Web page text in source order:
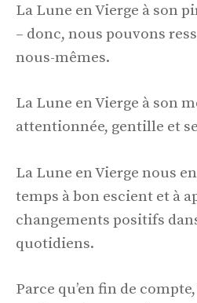
La Lune en Vierge à son
– donc, nous pouvons
nous-mêmes.
La Lune en Vierge à son
attentionnée, gentille et
La Lune en Vierge nous
temps à bon escient et à
changements positifs
quotidiens.
Parce qu’en fin de